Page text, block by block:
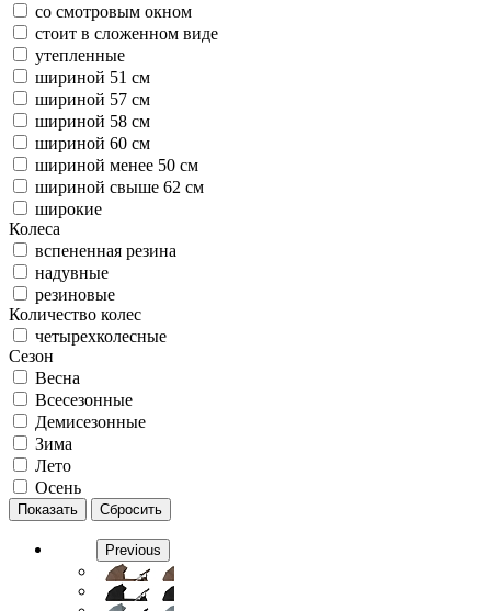
со смотровым окном
стоит в сложенном виде
утепленные
шириной 51 см
шириной 57 см
шириной 58 см
шириной 60 см
шириной менее 50 см
шириной свыше 62 см
широкие
Колеса
вспененная резина
надувные
резиновые
Количество колес
четырехколесные
Сезон
Весна
Всесезонные
Демисезонные
Зима
Лето
Осень
Previous